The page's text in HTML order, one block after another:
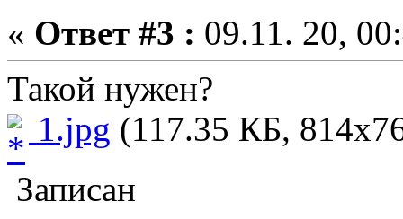
« Ответ #3 : 09.11. 20,
Такой нужен?
1.jpg (117.35 КБ,
Записан